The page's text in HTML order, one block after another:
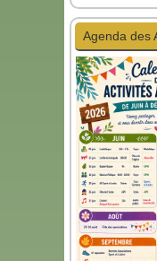
Agenda des